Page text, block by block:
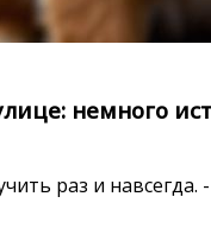
немного